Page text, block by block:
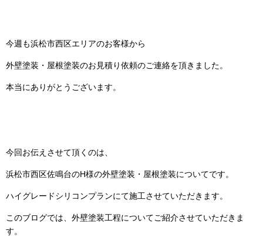
今週も浜松市西区エリアのお客様から
外壁塗装・屋根塗装のお見積り依頼のご連絡を頂きました。
本当にありがとうございます。
今回お伝えさせて頂くのは、
浜松市西区佐鳴台のH様の外壁塗装・屋根塗装についてです。
ハイグレードシリコンプランにて施工させていただきます。
このブログでは、外壁塗装工程についてご紹介させていただきま
す。